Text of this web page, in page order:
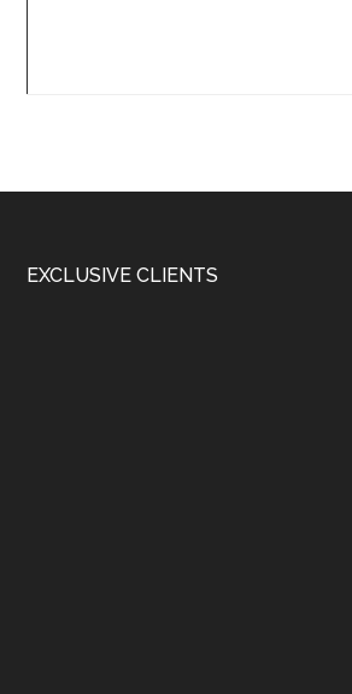
Footer
EXCLUSIVE CLIENTS